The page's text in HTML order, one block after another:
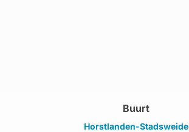
Buurt
Horstlanden-Stadsweide